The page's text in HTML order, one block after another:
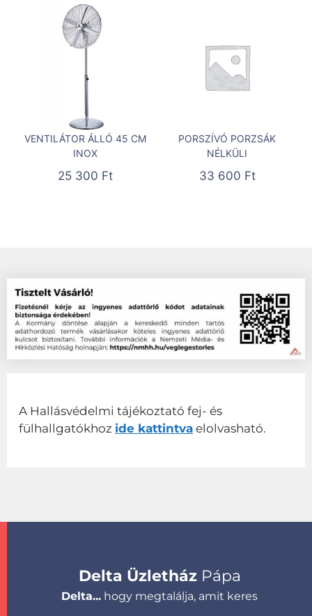
VENTILÁTOR ÁLLÓ 45 CM
INOX
25 300 Ft
PORSZÍVÓ PORZSÁK
NÉLKÜLI
33 600 Ft
A Hallásvédelmi tájékoztató fej- és
fülhallgatókhoz ide kattintva elolvasható.
Delta ÜzletházPápa
Delta... hogy megtalálja, amit keres